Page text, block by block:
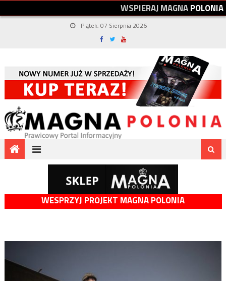
WSPIERAJMAGNAPOLONIA
Piątek, 07 Sierpnia 2026
WESPRZYJ PROJEKT MAGNA POLONIA